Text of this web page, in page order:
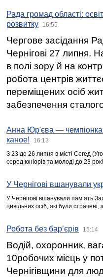
Рада громад області:
розвитку
16:55
Чергове засідання
Чернігові 27 липня.
в полі зору й на
робота центрів
переміщених осіб
забезпечення
Анна Юр'єва — чемпіонка
каное!
16:13
З 23 до 26 липня в місті Сегед
серед юніорів та молоді до 23
У Чернігові вшанували
У Чернігові вшанували пам’ять
цивільних осіб, які були
Робота без бар’єрів 15:14
Водій, охоронник,
10робочих місць у
Чернігівщини для